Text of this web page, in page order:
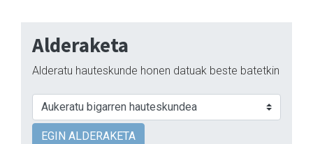
Alderaketa
Alderatu hauteskunde honen datuak beste batetkin
EGIN ALDERAKETA